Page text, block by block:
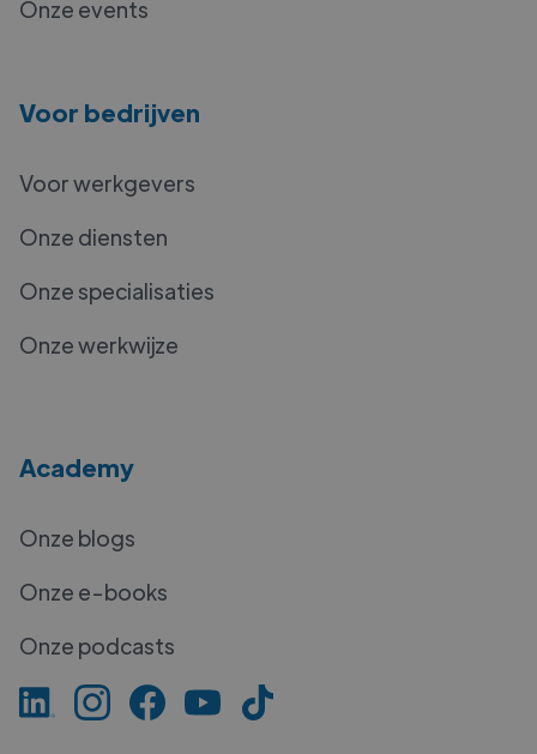
Onze events
Voor bedrijven
Voor werkgevers
Onze diensten
Onze specialisaties
Onze werkwijze
Academy
Onze blogs
Onze e-books
Onze podcasts